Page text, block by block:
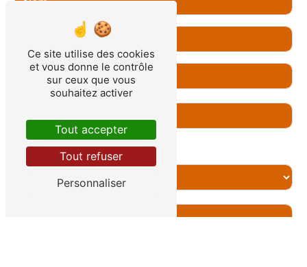
Combien font cinq plus huit
Ce site utilise des cookies
et vous donne le contrôle
sur ceux que vous
souhaitez activer
Tout accepter
Tout refuser
Personnaliser